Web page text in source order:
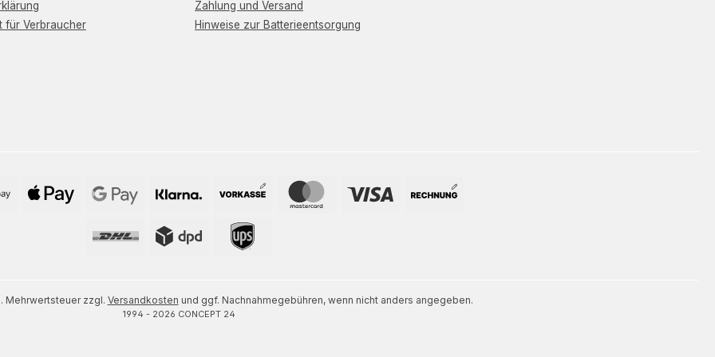
für Verbraucher
Zahlung und Versand
Hinweise zur Batterieentsorgung
Mehrwertsteuer zzgl. Versandkosten und ggf. Nachnahmegebühren, wenn nicht anders angegeben.
1994 - 2026 CONCEPT 24